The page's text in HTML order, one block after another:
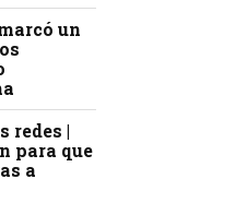
un
redes |
para que
a